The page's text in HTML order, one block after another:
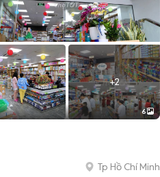
+2
6
Tp Hồ Chí Minh